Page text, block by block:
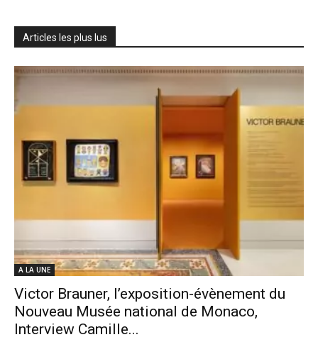
Articles les plus lus
A LA UNE
Victor Brauner, l’exposition-évènement du
Nouveau Musée national de Monaco,
Interview Camille...